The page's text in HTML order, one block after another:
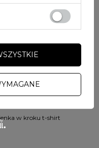
i kupisz od ręki
w kroku t-shirt